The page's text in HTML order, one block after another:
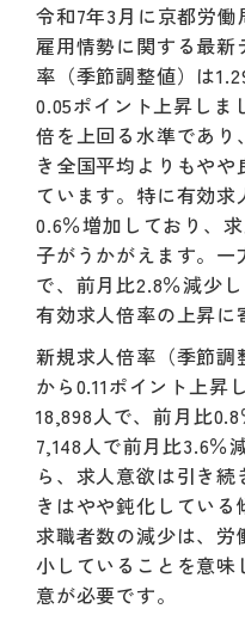
令和7年3月に京都労
雇用情勢に関する最
率（季節調整値）は
0.05ポイント上昇しま
倍を上回る水準であ
き全国平均よりもや
ています。特に有効
0.6％増加しており、
子がうかがえます。
で、前月比2.8％減少
有効求人倍率の上昇に
新規求人倍率（季節調
から0.11ポイント上昇
18,898人で、前月比
7,148人で前月比3.6％
ら、求人意欲は引き
きはやや鈍化してい
求職者数の減少は、
小していることを意
意が必要です。